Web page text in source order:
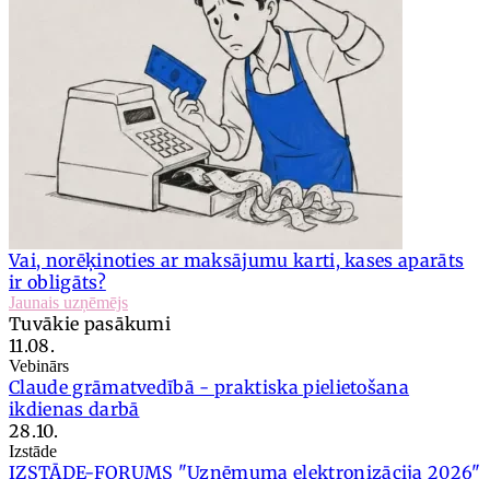
Vai, norēķinoties ar maksājumu karti, kases aparāts
ir obligāts?
Jaunais uzņēmējs
Tuvākie pasākumi
11.08.
Vebinārs
Claude grāmatvedībā - praktiska pielietošana
ikdienas darbā
28.10.
Izstāde
IZSTĀDE-FORUMS "Uzņēmuma elektronizācija 2026"